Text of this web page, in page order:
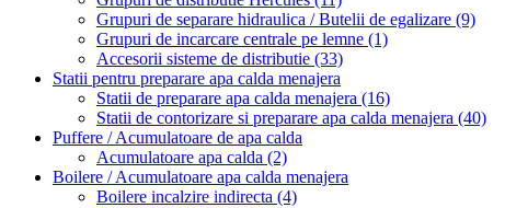
Grupuri de separare hidraulica / Butelii de egalizare (9)
Grupuri de incarcare centrale pe lemne (1)
Accesorii sisteme de distributie (33)
Statii pentru preparare apa calda menajera
Statii de preparare apa calda menajera (16)
Statii de contorizare si preparare apa calda menajera (40)
Puffere / Acumulatoare de apa calda
Acumulatoare apa calda (2)
Boilere / Acumulatoare apa calda menajera
Boilere incalzire indirecta (4)